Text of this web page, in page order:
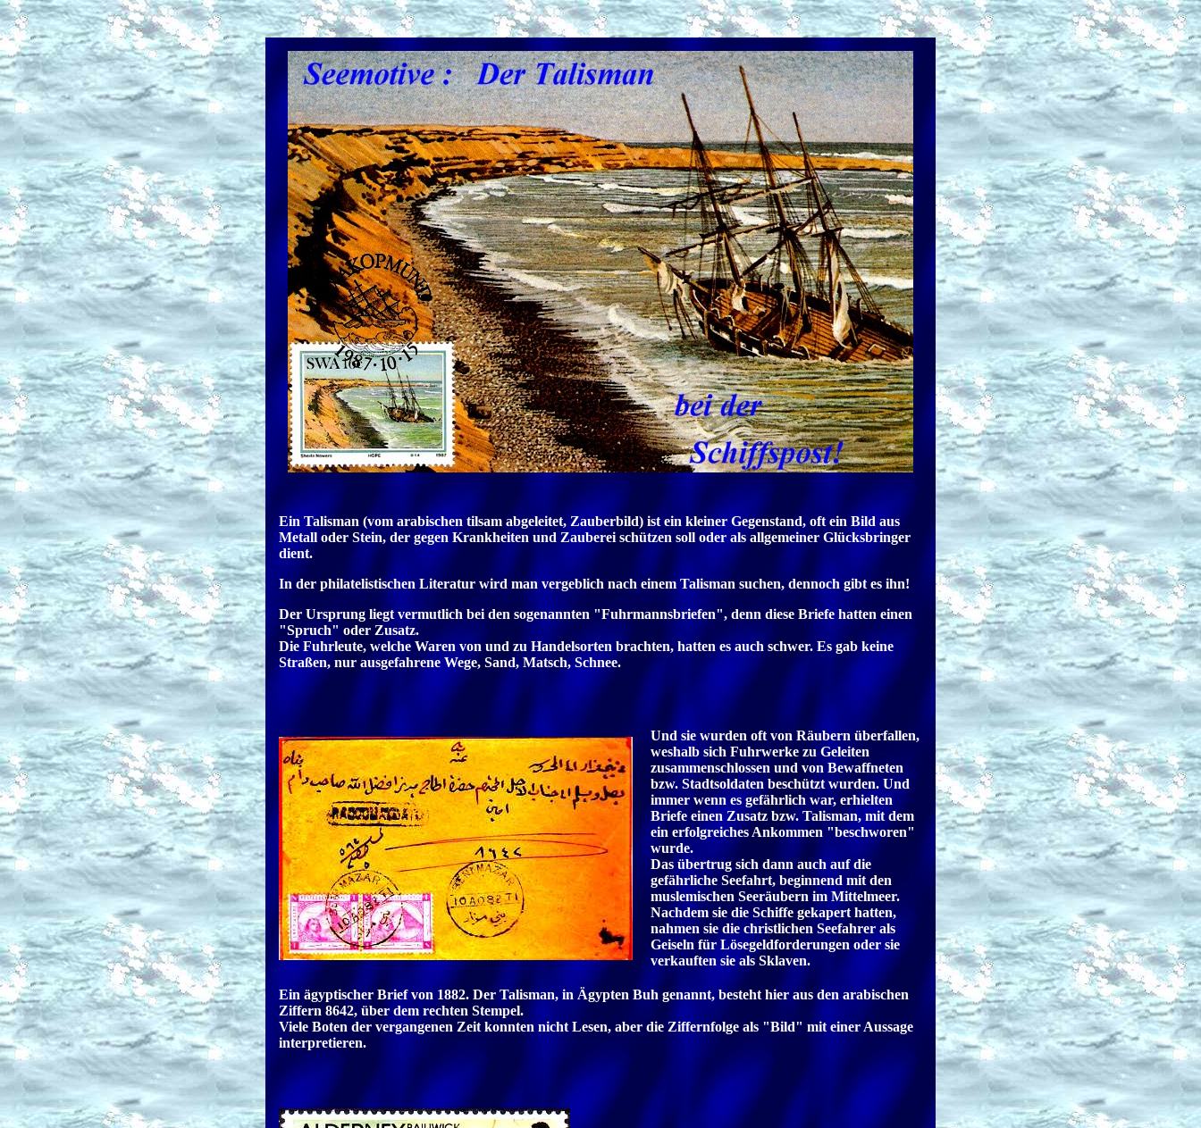
Ein Talisman (vom arabischen tilsam abgeleitet, Zauberbild) ist ein kleiner Gegenstand, oft ein Bild aus
Metall oder Stein, der gegen Krankheiten und Zauberei schützen soll oder als allgemeiner Glücksbringer
dient.
In der philatelistischen Literatur wird man vergeblich nach einem Talisman suchen, dennoch gibt es ihn!
Der Ursprung liegt vermutlich bei den sogenannten "Fuhrmannsbriefen", denn diese Briefe hatten einen
"Spruch" oder Zusatz.
Die Fuhrleute, welche Waren von und zu Handelsorten brachten, hatten es auch schwer. Es gab keine
Straßen, nur ausgefahrene Wege, Sand, Matsch, Schnee.
Und sie wurden oft von Räubern überfallen,
weshalb sich Fuhrwerke zu Geleiten
zusammenschlossen und von Bewaffneten
bzw. Stadtsoldaten beschützt wurden. Und
immer wenn es gefährlich war, erhielten
Briefe einen Zusatz bzw. Talisman, mit dem
ein erfolgreiches Ankommen "beschworen"
wurde.
Das übertrug sich dann auch auf die
gefährliche Seefahrt, beginnend mit den
muslemischen Seeräubern im Mittelmeer.
Nachdem sie die Schiffe gekapert hatten,
nahmen sie die christlichen Seefahrer als
Geiseln für Lösegeldforderungen oder sie
verkauften sie als Sklaven.
Ein ägyptischer Brief von 1882. Der Talisman, in Ägypten Buh genannt, besteht hier aus den arabischen
Ziffern 8642, über dem rechten Stempel.
Viele Boten der vergangenen Zeit konnten nicht Lesen, aber die Ziffernfolge als "Bild" mit einer Aussage
interpretieren.